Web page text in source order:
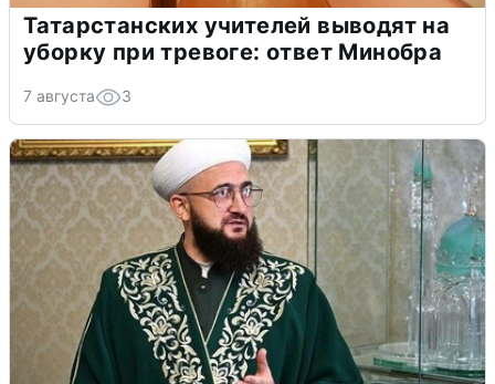
Татарстанских учителей выводят на
уборку при тревоге: ответ Минобра
7 августа 3